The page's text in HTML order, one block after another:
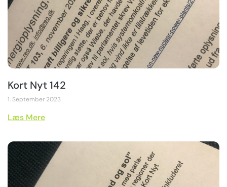
Kort Nyt 142
1. September 2023
Læs Mere